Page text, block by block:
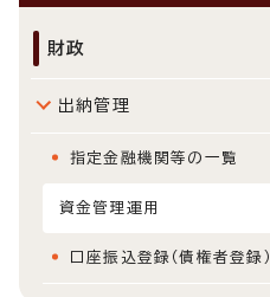
財政
出納管理
指定金融機関等の一覧
資金管理運用
口座振込登録（債権者登録）